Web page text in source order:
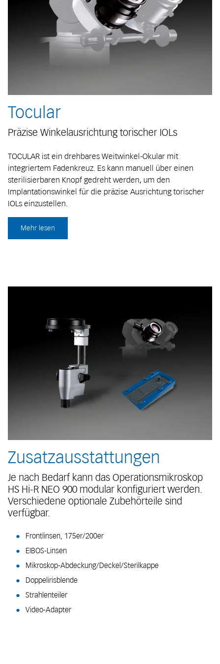
Tocular
Präzise Winkelausrichtung torischer IOLs
TOCULAR ist ein drehbares Weitwinkel-Okular mit
integriertem Fadenkreuz. Es kann manuell über einen
sterilisierbaren Knopf gedreht werden, um den
Implantationswinkel für die präzise Ausrichtung torischer
IOLs einzustellen.
Mehr lesen
Zusatzausstattungen
Je nach Bedarf kann das Operationsmikroskop
HS Hi-R NEO 900 modular konfiguriert werden.
Verschiedene optionale Zubehörteile sind
verfügbar.
Frontlinsen, 175er/200er
EIBOS-Linsen
Mikroskop-Abdeckung/Deckel/Sterilkappe
Doppelirisblende
Strahlenteiler
Video-Adapter